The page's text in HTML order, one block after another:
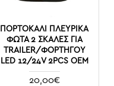
ΠΟΡΤΟΚΑΛΊ ΠΛΕΥΡΙΚΆ
ΦΏΤΑ 2 ΣΚΆΛΕΣ ΓΙΑ
TRAILER/ΦΌΡΤΗΓΟΥ
LED 12/24V 2PCS OEM
20,00€